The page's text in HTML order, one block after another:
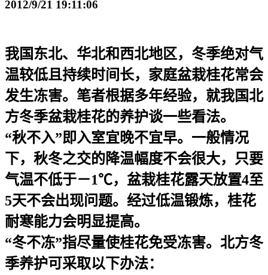
2012/9/21 19:11:06
我国东北、华北和西北地区，冬季绝对气
温较低且持续时间长，家庭盆栽桂花常会
发生冻害。笔者根据多年经验，就我国北
方冬季盆栽桂花的养护谈一些看法。
“秋不入”即入室宜晚不宜早。一般情况
下，秋冬之交的降温幅度不会很大，只要
气温不低于－1℃，盆栽桂花露天放置4至
5天不会出现问题。经过低温锻炼，桂花
耐寒能力会明显提高。
“冬不冻”指尽量使桂花免受冻害。北方冬
季养护可采取以下办法：